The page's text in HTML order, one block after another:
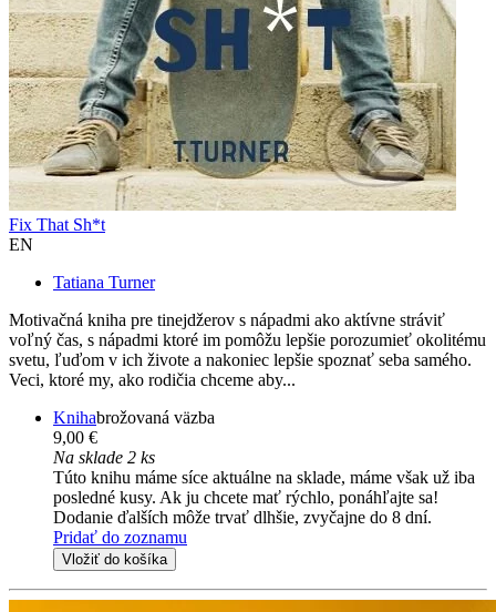
Fix That Sh*t
EN
Tatiana Turner
Motivačná kniha pre tinejdžerov s nápadmi ako aktívne stráviť
voľný čas, s nápadmi ktoré im pomôžu lepšie porozumieť okolitému
svetu, ľuďom v ich živote a nakoniec lepšie spoznať seba samého.
Veci, ktoré my, ako rodičia chceme aby...
Knihabrožovaná väzba
9,00 €
Na sklade 2 ks
Túto knihu máme síce aktuálne na sklade, máme však už iba
posledné kusy. Ak ju chcete mať rýchlo, ponáhľajte sa!
Dodanie ďalších môže trvať dlhšie, zvyčajne do 8 dní.
Pridať do zoznamu
Vložiť do košíka